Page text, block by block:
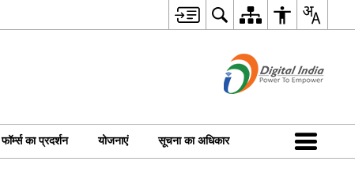
फॉर्म्स का प्रदर्शन योजनाएं सूचना का अधिकार